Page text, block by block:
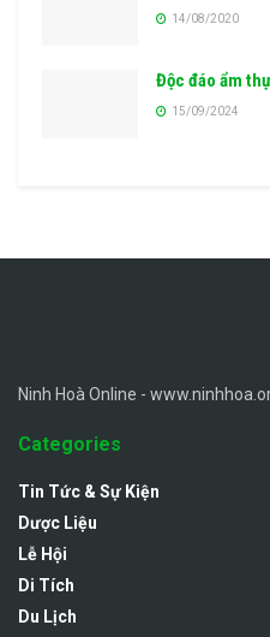
14/08/2020
Độc đáo ẩm
15/09/2024
Ninh Hoà Online -
Categories
Tin Tức & Sự Kiện
Dược Liệu
Lễ Hội
Di Tích
Du Lịch